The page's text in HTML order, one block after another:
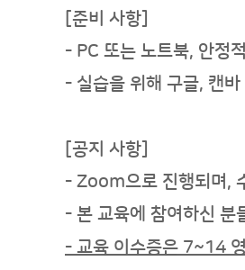
[준비 사항]
- PC 또는 노트북, 안정
- 실습을 위해 구글, 캔
[공지 사항]
- Zoom으로 진행되며,
- 본 교육에 참여하신 분
- 교육 이수증은 7~14